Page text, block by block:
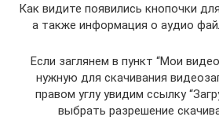
Как видите появились кнопочки
а также информация о аудио
Если заглянем в пункт “Мои
нужную для скачивания
правом углу увидим ссылку
выбрать разрешение